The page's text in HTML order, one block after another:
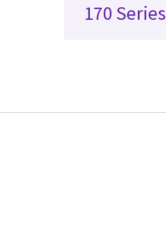
170 Series